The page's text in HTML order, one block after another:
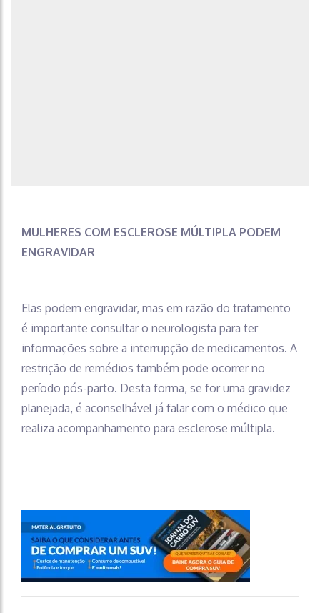
MULHERES COM ESCLEROSE MÚLTIPLA PODEM
ENGRAVIDAR
Elas podem engravidar, mas em razão do tratamento
é importante consultar o neurologista para ter
informações sobre a interrupção de medicamentos. A
restrição de remédios também pode ocorrer no
período pós-parto. Desta forma, se for uma gravidez
planejada, é aconselhável já falar com o médico que
realiza acompanhamento para esclerose múltipla.